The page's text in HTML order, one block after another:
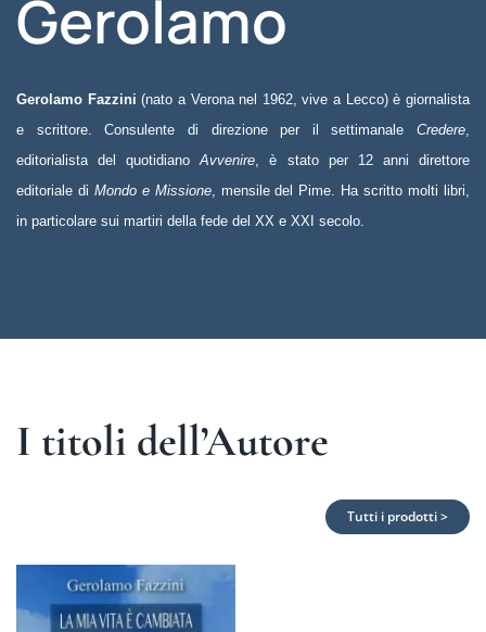
Gerolamo
Gerolamo Fazzini (nato a Verona nel 1962, vive a Lecco) è giornalista
e scrittore. Consulente di direzione per il settimanaleCredere,
editorialista del quotidianoAvvenire, è stato per 12 anni direttore
editoriale di Mondo e Missione, mensile del Pime. Ha scritto molti libri,
in particolare sui martiri della fede del XX e XXI secolo.
I titoli dell’Autore
Tutti i prodotti >